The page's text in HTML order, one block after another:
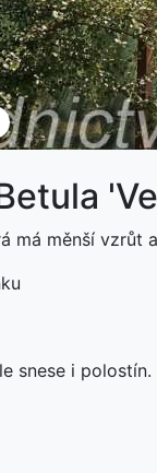
má měnší vzrůt
snese i